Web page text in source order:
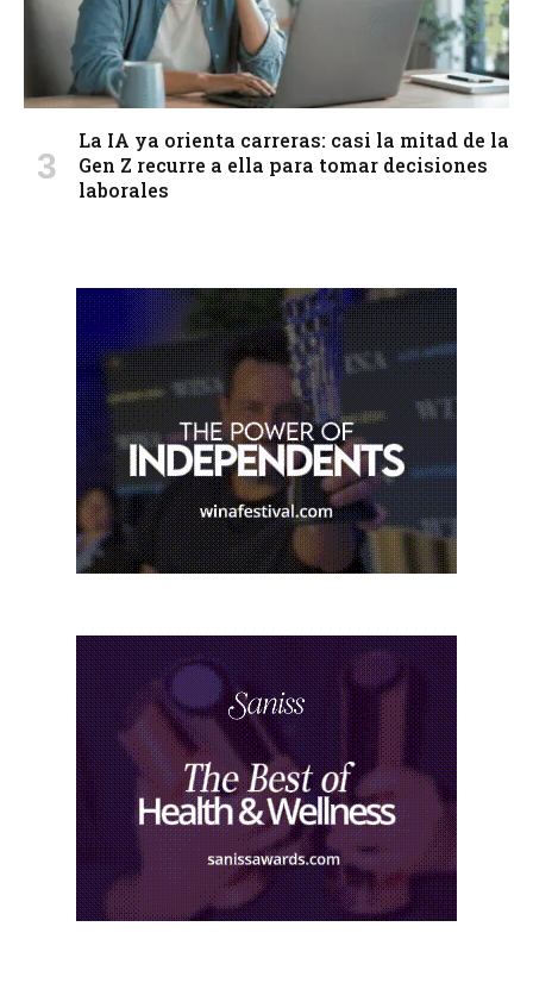
La IA ya orienta carreras: casi la mitad de la
Gen Z recurre a ella para tomar decisiones
laborales